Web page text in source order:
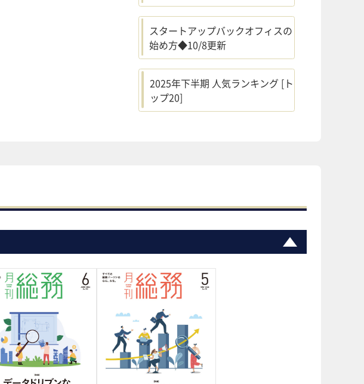
スタートアップバックオフィスの
始め方◆10/8更新
2025年下半期 人気ランキング [ト
ップ20]